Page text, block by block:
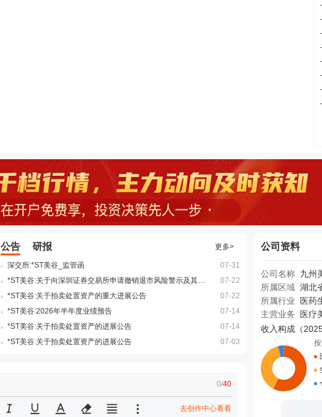
-
-
-
-
-
-
-
-
公告 研报 更多>
深交所:*ST美谷_监管函
07-31
*ST美谷:关于向深圳证券交易所申请撤销退市风险警示及其他风险警示的进展公告
07-22
*ST美谷:关于拍卖处置资产的重大进展公告
07-22
*ST美谷:2026年半年度业绩预告
07-14
*ST美谷:关于拍卖处置资产的进展公告
07-14
*ST美谷:关于拍卖处置资产的进展公告
07-03
0/40
去创作中心看看
公司资料
公司名称 九州
所属区域 湖北
所属行业
医药
主营业务
医疗
收入构成（